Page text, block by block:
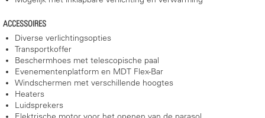
ACCESSOIRES
Diverse verlichtingsopties
Transportkoffer
Beschermhoes met telescopische paal
Evenementenplatform en MDT Flex-Bar
Windschermen met verschillende hoogtes
Heaters
Luidsprekers